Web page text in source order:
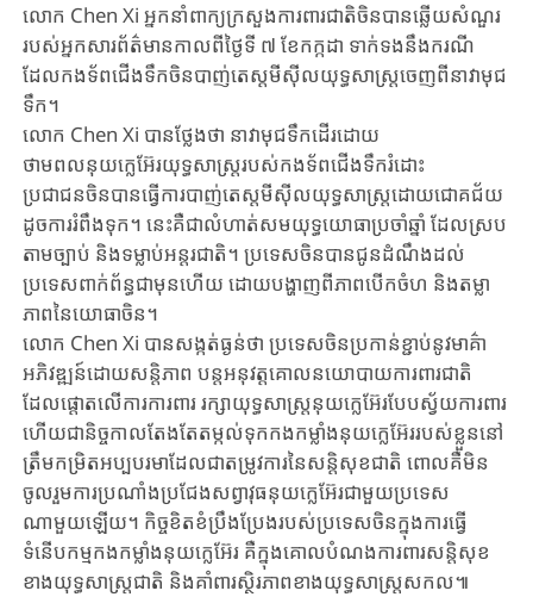
លោក Chen Xi អ្នកនាំពាក្យក្រសួងការពារជាតិចិនបានឆ្លើយសំណួរ
របស់អ្នកសារព័ត៌មានកាលពីថ្ងៃទី ៧ ខែកក្កដា ទាក់ទងនឹងករណី
ដែលកងទ័ពជើងទឹកចិនបាញ់តេស្តមីស៊ីលយុទ្ធសាស្ត្រ​ចេញពីនាវាមុជ
ទឹក។
លោក Chen Xi បានថ្លែងថា នាវាមុជទឹកដើរដោយ
ថាមពលនុយក្លេអ៊ែរយុទ្ធសាស្ត្ររបស់កងទ័ពជើងទឹករំដោះ
ប្រជាជនចិនបានធ្វើការបាញ់តេស្តមីស៊ីលយុទ្ធសាស្ត្រដោយជោគជ័យ
ដូចការរំពឹងទុក។ នេះគឺជាលំហាត់សមយុទ្ធយោធាប្រចាំឆ្នាំ ដែលស្រប
តាមច្បាប់ និងទម្លាប់អន្តរជាតិ។ ប្រទេសចិនបានជូនដំណឹងដល់
ប្រទេសពាក់ព័ន្ធជាមុនហើយ ដោយបង្ហាញពីភាពបើកចំហ និងតម្លា
ភាពនៃយោធាចិន។
លោក Chen Xi បានសង្កត់ធ្ងន់ថា ប្រទេសចិនប្រកាន់ខ្ជាប់នូវមាគ៌ា
អភិវឌ្ឍន៍ដោយសន្តិភាព បន្តអនុវត្តគោលនយោបាយការពារជាតិ
ដែលផ្តោតលើការការពារ រក្សាយុទ្ធសាស្ត្រនុយក្លេអ៊ែរបែបស្វ័យការពារ​
ហើយជានិច្ចកាលតែងតែតម្កល់ទុកកងកម្លាំងនុយក្លេអ៊ែររបស់ខ្លួននៅ
ត្រឹមកម្រិតអប្បបរមា​ដែលជាតម្រូវការនៃសន្តិសុខជាតិ ពោលគឺមិន
ចូលរួមការប្រណាំងប្រជែងសព្វាវុធនុយក្លេអ៊ែរជាមួយប្រទេស
ណាមួយឡើយ។ កិច្ចខិតខំប្រឹងប្រែងរបស់ប្រទេសចិនក្នុងការធ្វើ
ទំនើបកម្មកងកម្លាំងនុយក្លេអ៊ែរ គឺក្នុងគោលបំណងការពារសន្តិសុខ
ខាងយុទ្ធសាស្ត្រជាតិ និងគាំពារស្ថិរភាពខាងយុទ្ធសាស្ត្រសកល៕